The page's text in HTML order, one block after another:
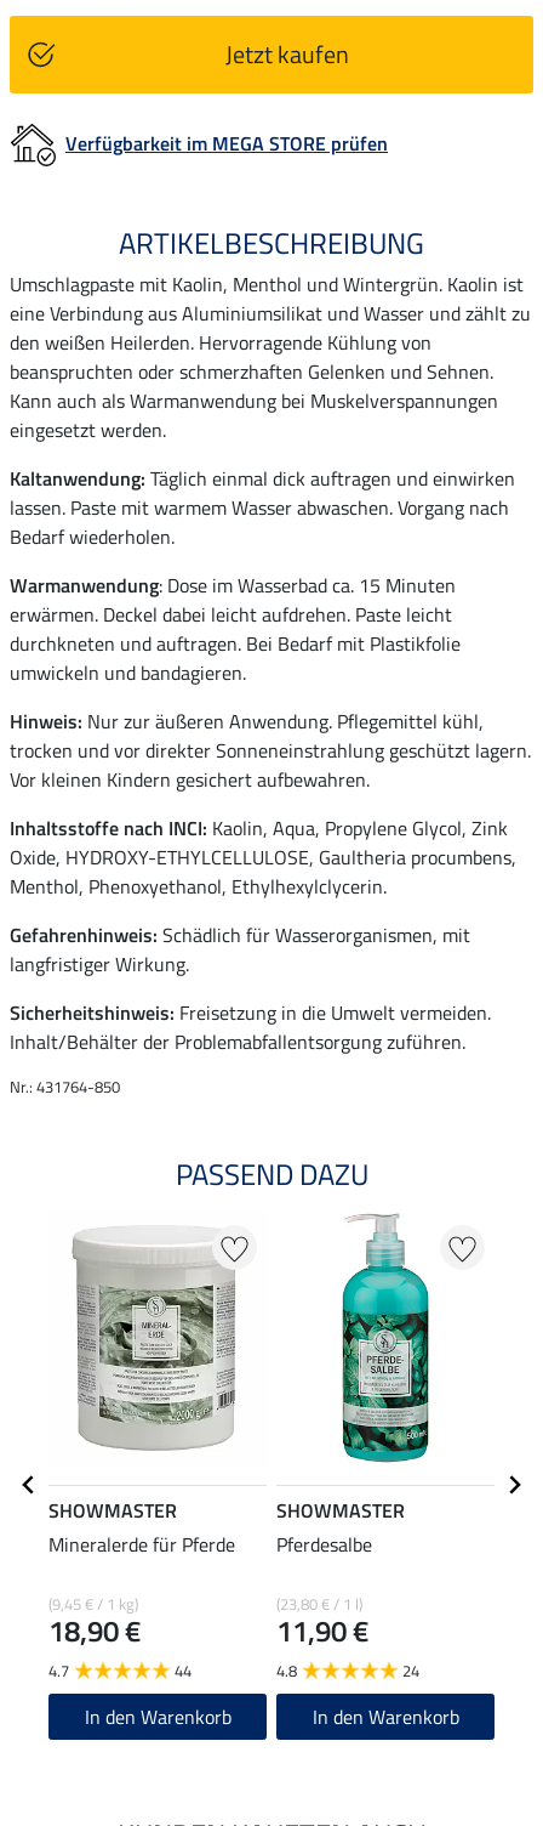
Jetzt kaufen
Verfügbarkeit im MEGA STORE prüfen
ARTIKELBESCHREIBUNG
Umschlagpaste mit Kaolin, Menthol und Wintergrün. Kaolin ist
eine Verbindung aus Aluminiumsilikat und Wasser und zählt zu
den weißen Heilerden. Hervorragende Kühlung von
beanspruchten oder schmerzhaften Gelenken und Sehnen.
Kann auch als Warmanwendung bei Muskelverspannungen
eingesetzt werden.
Kaltanwendung: Täglich einmal dick auftragen und einwirken
lassen. Paste mit warmem Wasser abwaschen. Vorgang nach
Bedarf wiederholen.
Warmanwendung: Dose im Wasserbad ca. 15 Minuten
erwärmen. Deckel dabei leicht aufdrehen. Paste leicht
durchkneten und auftragen. Bei Bedarf mit Plastikfolie
umwickeln und bandagieren.
Hinweis: Nur zur äußeren Anwendung. Pflegemittel kühl,
trocken und vor direkter Sonneneinstrahlung geschützt lagern.
Vor kleinen Kindern gesichert aufbewahren.
Inhaltsstoffe nach INCI: Kaolin, Aqua, Propylene Glycol, Zink
Oxide, HYDROXY-ETHYLCELLULOSE, Gaultheria procumbens,
Menthol, Phenoxyethanol, Ethylhexylclycerin.
Gefahrenhinweis: Schädlich für Wasserorganismen, mit
langfristiger Wirkung.
Sicherheitshinweis: Freisetzung in die Umwelt vermeiden.
Inhalt/Behälter der Problemabfallentsorgung zuführen.
Nr.: 431764-850
PASSEND DAZU
SHOWMASTER
Mineralerde für Pferde
(9,45 € / 1 kg)
18,90 €
4.7 44
In den Warenkorb
SHOWMASTER
Pferdesalbe
(23,80 € / 1 l)
11,90 €
4.8 24
In den Warenkorb